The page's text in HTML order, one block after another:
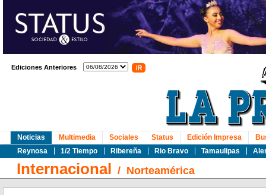
Ediciones Anteriores
Noticias
Reynosa
1/2 Tiempo Ribereña Rio Bravo Tamaulipas
Multimedia Sociales Status Edición Impresa
Internacional / Norteamérica